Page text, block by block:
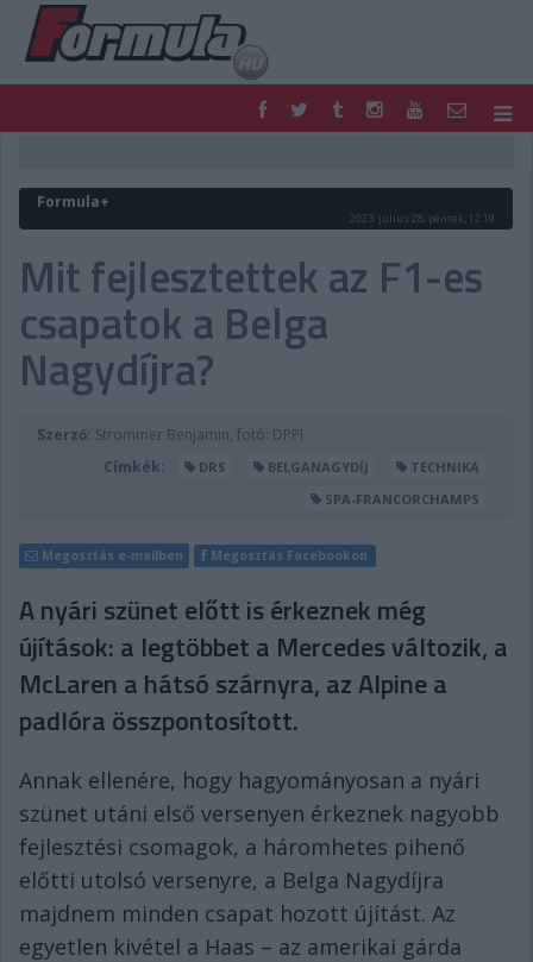
FORMULA
MOTOR
PODCAST
SHOP
TIPPJÁTÉK
DIGITÁLIS MAGAZIN
PONTÁLLÁSOK
VERSENYNAPTÁRAK
Formula+
2023. július 28. péntek, 12:19
Mit fejlesztettek az F1-es
csapatok a Belga
Nagydíjra?
Szerző: Strommer Benjamin, fotó: DPPI
Címkék:
DRS BELGANAGYDÍJ
TECHNIKA
SPA-FRANCORCHAMPS
Megosztás e-mailben Megosztás Facebookon
A nyári szünet előtt is érkeznek még
újítások: a legtöbbet a Mercedes változik, a
McLaren a hátsó szárnyra, az Alpine a
padlóra összpontosított.
Annak ellenére, hogy hagyományosan a nyári
szünet utáni első versenyen érkeznek nagyobb
fejlesztési csomagok, a háromhetes pihenő
előtti utolsó versenyre, a Belga Nagydíjra
majdnem minden csapat hozott újítást. Az
egyetlen kivétel a Haas – az amerikai gárda